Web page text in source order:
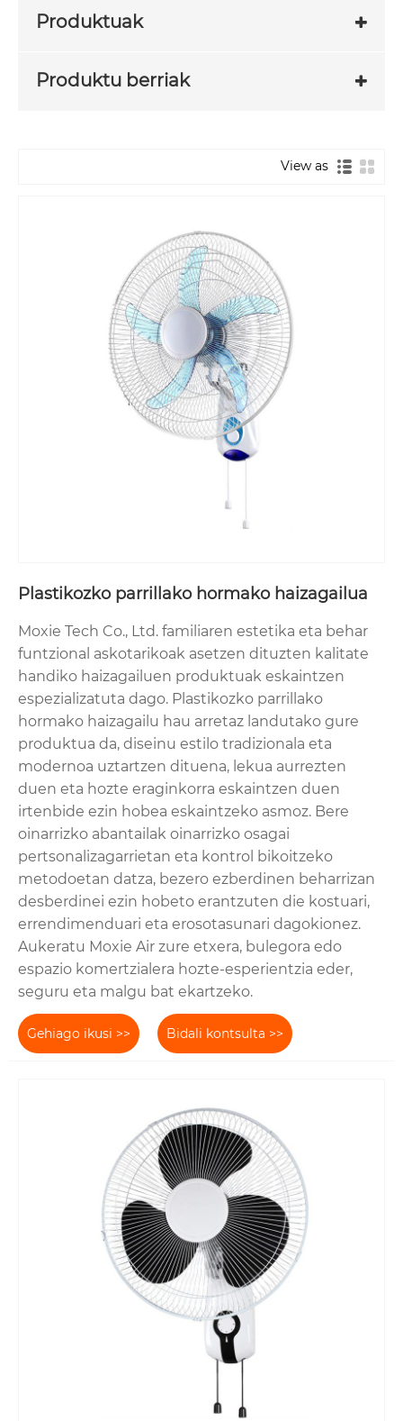
Produktuak
Produktu berriak
View as
Plastikozko parrillako hormako haizagailua
Moxie Tech Co., Ltd. familiaren estetika eta behar
funtzional askotarikoak asetzen dituzten kalitate
handiko haizagailuen produktuak eskaintzen
espezializatuta dago. Plastikozko parrillako
hormako haizagailu hau arretaz landutako gure
produktua da, diseinu estilo tradizionala eta
modernoa uztartzen dituena, lekua aurrezten
duen eta hozte eraginkorra eskaintzen duen
irtenbide ezin hobea eskaintzeko asmoz. Bere
oinarrizko abantailak oinarrizko osagai
pertsonalizagarrietan eta kontrol bikoitzeko
metodoetan datza, bezero ezberdinen beharrizan
desberdinei ezin hobeto erantzuten die kostuari,
errendimenduari eta erosotasunari dagokionez.
Aukeratu Moxie Air zure etxera, bulegora edo
espazio komertzialera hozte-esperientzia eder,
seguru eta malgu bat ekartzeko.
Gehiago ikusi >> Bidali kontsulta >>